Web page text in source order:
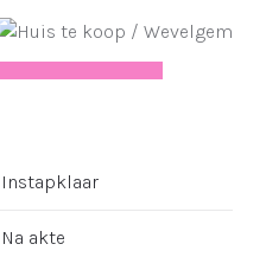
Instapklaar
Na akte